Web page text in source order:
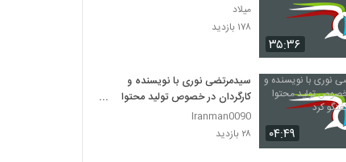
۳۵:۳۶
میلاد
۱۷۸ بازدید
۰۴:۴۹
سیدمرتضی نوری با نویسنده و
کارگردان در خصوص تولید محتوا
استراتژیک گفتگو کرد
Iranman0090
۲۸ بازدید